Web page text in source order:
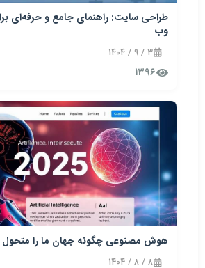
طراحی سایت: راهنمای جامع و حرفه‌ای
وب
۳ / ۹ / ۱۴۰۴
۱۳۹۶
هوش مصنوعی چگونه جهان ما را
۸ / ۸ / ۱۴۰۴